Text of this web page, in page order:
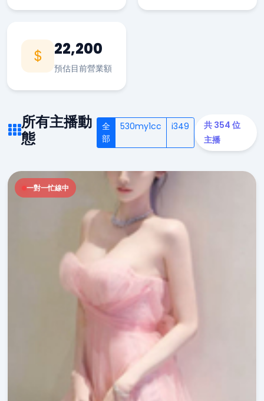
22,200
預估目前營業額
所有主播動
態
全
部
530my1cc i349
共 354 位
主播
一對一忙線中